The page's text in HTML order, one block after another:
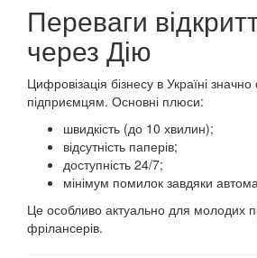
Переваги
через Дію
Цифровізація бізнесу в Україні
підприємцям. Основні плюси:
швидкість (до 10 хвилин);
відсутність паперів;
доступність 24/7;
мінімум помилок завдяки
Це особливо актуально для молодих
фрілансерів.